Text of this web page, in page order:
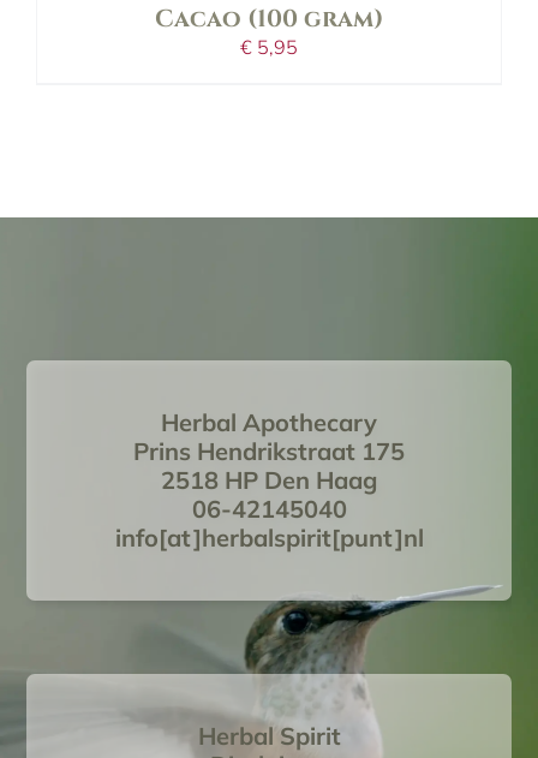
Cacao (100 gram)
€ 5,95
Herbal Apothecary
Prins Hendrikstraat 175
2518 HP Den Haag
06-42145040
info[at]herbalspirit[punt]nl
Herbal Spirit